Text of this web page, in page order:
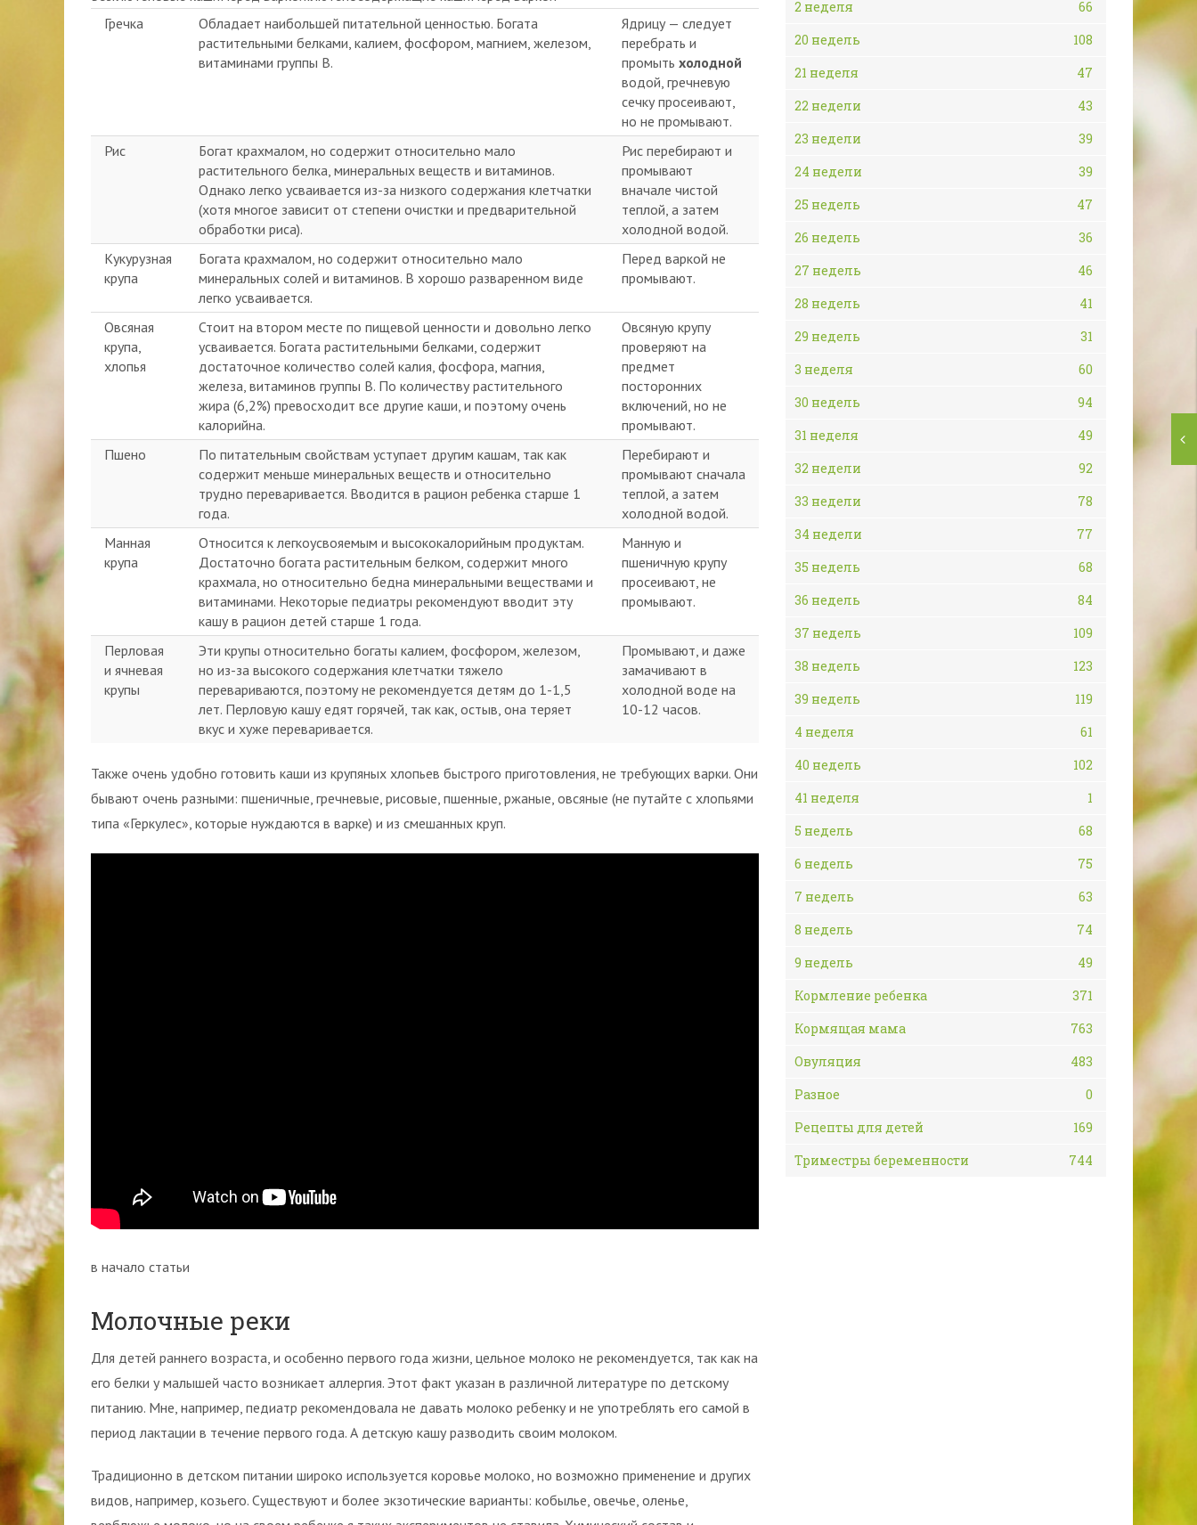
Гречка
Обладает наибольшей питательной ценностью. Богата
растительными белками, калием, фосфором, магнием, железом,
витаминами группы В.
Ядрицу — следует
перебрать и
промыть холодной
водой, гречневую
сечку просеивают,
но не промывают.
Рис
Богат крахмалом, но содержит относительно мало
растительного белка, минеральных веществ и витаминов.
Однако легко усваивается из-за низкого содержания клетчатки
(хотя многое зависит от степени очистки и предварительной
обработки риса).
Рис перебирают и
промывают
вначале чистой
теплой, а затем
холодной водой.
Кукурузная
крупа
Богата крахмалом, но содержит относительно мало
минеральных солей и витаминов. В хорошо разваренном виде
легко усваивается.
Перед варкой не
промывают.
Овсяная
крупа,
хлопья
Стоит на втором месте по пищевой ценности и довольно легко
усваивается. Богата растительными белками, содержит
достаточное количество солей калия, фосфора, магния,
железа, витаминов группы В. По количеству растительного
жира (6,2%) превосходит все другие каши, и поэтому очень
калорийна.
Овсяную крупу
проверяют на
предмет
посторонних
включений, но не
промывают.
Пшено
По питательным свойствам уступает другим кашам, так как
содержит меньше минеральных веществ и относительно
трудно переваривается. Вводится в рацион ребенка старше 1
года.
Перебирают и
промывают сначала
теплой, а затем
холодной водой.
Манная
крупа
Относится к легкоусвояемым и высококалорийным продуктам.
Достаточно богата растительным белком, содержит много
крахмала, но относительно бедна минеральными веществами и
витаминами. Некоторые педиатры рекомендуют вводит эту
кашу в рацион детей старше 1 года.
Манную и
пшеничную крупу
просеивают, не
промывают.
Перловая
и ячневая
крупы
Эти крупы относительно богаты калием, фосфором, железом,
но из-за высокого содержания клетчатки тяжело
перевариваются, поэтому не рекомендуется детям до 1-1,5
лет. Перловую кашу едят горячей, так как, остыв, она теряет
вкус и хуже переваривается.
Промывают, и даже
замачивают в
холодной воде на
10-12 часов.
Также очень удобно готовить каши из крупяных хлопьев быстрого приготовления, не требующих варки. Они
бывают очень разными: пшеничные, гречневые, рисовые, пшенные, ржаные, овсяные (не путайте с хлопьями
типа «Геркулес», которые нуждаются в варке) и из смешанных круп.
в начало статьи
Молочные реки
Для детей раннего возраста, и особенно первого года жизни, цельное молоко не рекомендуется, так как на
его белки у малышей часто возникает аллергия. Этот факт указан в различной литературе по детскому
питанию. Мне, например, педиатр рекомендовала не давать молоко ребенку и не употреблять его самой в
период лактации в течение первого года. А детскую кашу разводить своим молоком.
Традиционно в детском питании широко используется коровье молоко, но возможно применение и других
видов, например, козьего. Существуют и более экзотические варианты: кобылье, овечье, оленье,
2 неделя
66
20 недель
108
21 неделя
47
22 недели
43
23 недели
39
24 недели
39
25 недель
47
26 недель
36
27 недель
46
28 недель
41
29 недель
31
3 неделя
60
30 недель
94
31 неделя
49
32 недели
92
33 недели
78
34 недели
77
35 недель
68
36 недель
84
37 недель
109
38 недель
123
39 недель
119
4 неделя
61
40 недель
102
41 неделя
1
5 недель
68
6 недель
75
7 недель
63
8 недель
74
9 недель
49
Кормление ребенка
371
Кормящая мама
763
Овуляция
483
Разное
0
Рецепты для детей
169
Триместры беременности
744